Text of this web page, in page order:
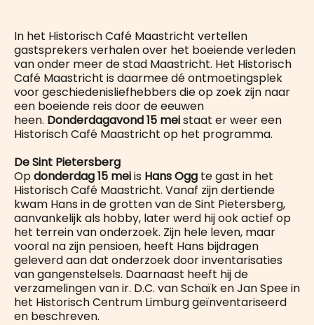
In het Historisch Café Maastricht vertellen
gastsprekers verhalen over het boeiende verleden
van onder meer de stad Maastricht. Het Historisch
Café Maastricht is daarmee dé ontmoetingsplek
voor geschiedenisliefhebbers die op zoek zijn naar
een boeiende reis door de eeuwen
heen. Donderdagavond 15 meistaat er weer een
Historisch Café Maastricht op het programma.
De Sint Pietersberg
Opdonderdag 15 meiis Hans Ogg te gast in het
Historisch Café Maastricht. Vanaf zijn dertiende
kwam Hans in de grotten van de Sint Pietersberg,
aanvankelijk als hobby, later werd hij ook actief op
het terrein van onderzoek. Zijn hele leven, maar
vooral na zijn pensioen, heeft Hans bijdragen
geleverd aan dat onderzoek door inventarisaties
van gangenstelsels. Daarnaast heeft hij de
verzamelingen van ir. D.C. van Schaïk en Jan Spee in
het Historisch Centrum Limburg geïnventariseerd
en beschreven.